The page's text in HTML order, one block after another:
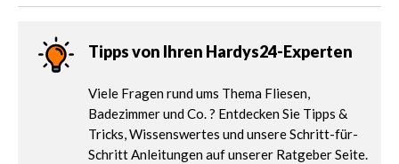
Tipps von Ihren Hardys24-Experten
Viele Fragen rund ums Thema Fliesen,
Badezimmer und Co. ? Entdecken Sie Tipps &
Tricks, Wissenswertes und unsere Schritt-für-
Schritt Anleitungen auf unserer Ratgeber Seite.